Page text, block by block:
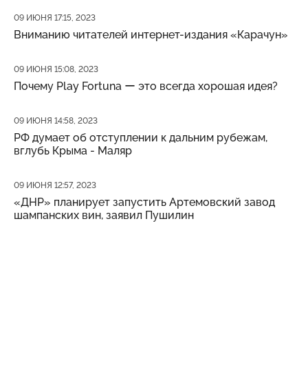
Дата публикации
09 ИЮНЯ 17:15, 2023
Вниманию читателей интернет-издания «Карачун»
Дата публикации
09 ИЮНЯ 15:08, 2023
Почему Play Fortuna ー это всегда хорошая идея?
Дата публикации
09 ИЮНЯ 14:58, 2023
РФ думает об отступлении к дальним рубежам,
вглубь Крыма - Маляр
Дата публикации
09 ИЮНЯ 12:57, 2023
«ДНР» планирует запустить Артемовский завод
шампанских вин, заявил Пушилин